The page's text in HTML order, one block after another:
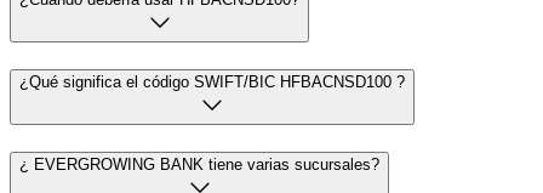
¿Qué significa el código SWIFT/BIC HFBACNSD100 ?
¿ EVERGROWING BANK tiene varias sucursales?